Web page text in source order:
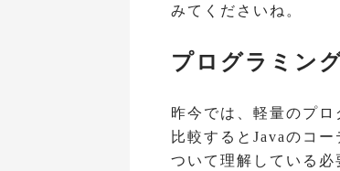
みてくださいね。
プログラミン
昨今では、軽量のプ
比較するとJavaのコ
ついて理解している必